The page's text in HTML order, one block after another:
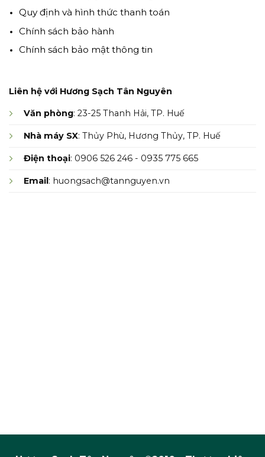
Quy định và hình thức thanh toán
Chính sách bảo hành
Chính sách bảo mật thông tin
Liên hệ với Hương Sạch Tân Nguyên
Văn phòng: 23-25 Thanh Hải, TP. Huế
Nhà máy SX: Thủy Phù, Hương Thủy, TP. Huế
Điện thoại: 0906 526 246 - 0935 775 665
Email: huongsach@tannguyen.vn